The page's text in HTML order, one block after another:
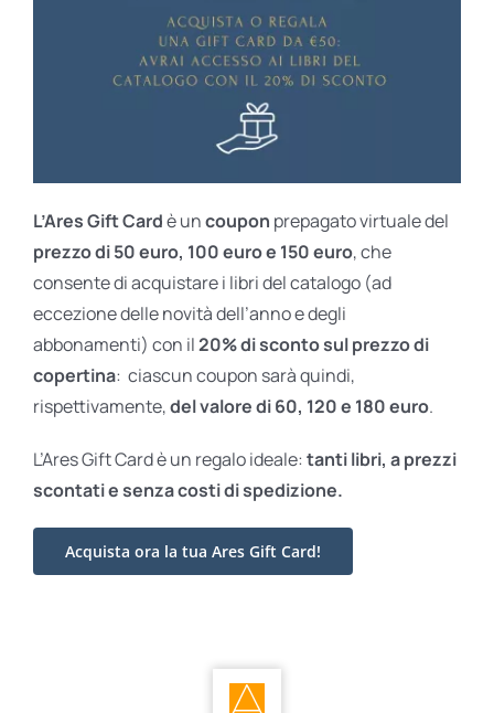
L’Ares Gift Cardè uncoupon prepagato virtuale del
prezzo di 50 euro, 100 euro e 150 euro, che
consente di acquistare i libri del catalogo (ad
eccezione delle novità dell’anno e degli
abbonamenti) con il20% di sconto sul prezzo di
copertina: ciascun coupon sarà quindi,
rispettivamente,del valore di 60, 120 e 180 euro.
L’Ares Gift Card è un regalo ideale: tanti libri, a prezzi
scontati esenza costi di spedizione.
Acquista ora la tua Ares Gift Card!